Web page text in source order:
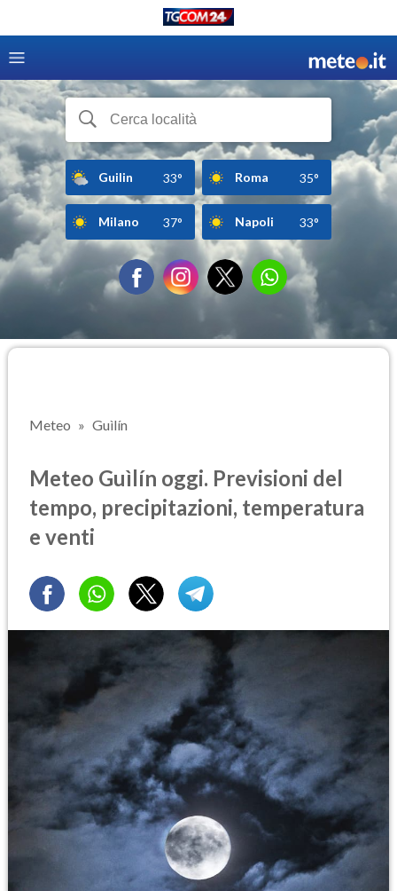
Guilin 33° Roma 35°
Milano 37° Napoli 33°
Meteo Guìlín
Meteo Guìlín oggi. Previsioni del
tempo, precipitazioni, temperatura
e venti